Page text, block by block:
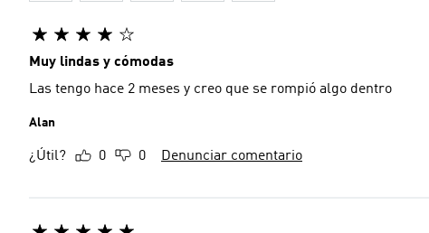
Muy lindas y cómodas
Las tengo hace 2 meses y creo que se rompió algo dentro
Alan
¿Útil? 0 0 Denunciar comentario